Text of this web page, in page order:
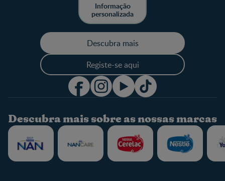
Informação
personalizada
Descubra mais
Registe-se aqui
Descubra mais sobre as nossas marcas